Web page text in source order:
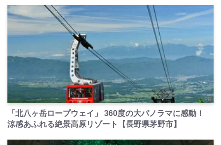
PR
「北八ヶ岳ロープウェイ」 360度の大パノラマに感動！
涼感あふれる絶景高原リゾート【長野県茅野市】